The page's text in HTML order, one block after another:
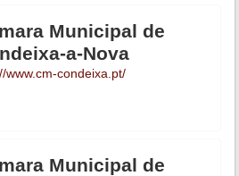
Municipal de
a-Nova
www.cm-condeixa.pt/
Municipal de